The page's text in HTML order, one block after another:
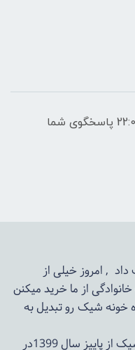
هفت روز هفته ، از ساعت 10:00 تا 22:00 پاسخگوی شما
, امروز خیلی از
از ما خرید میکنن
خونه شیکرو تبدیل به
ایده طراحی و ساخت وبسایت خونه شیک از پاییز سال 1399در